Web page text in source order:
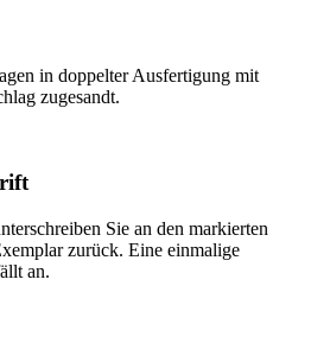
in doppelter Ausfertigung mit
zugesandt.
Sie an den markierten
zurück. Eine einmalige
an.